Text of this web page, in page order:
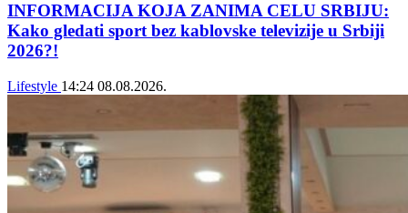
INFORMACIJA KOJA ZANIMA CELU SRBIJU:
Kako gledati sport bez kablovske televizije u Srbiji
2026?!
Lifestyle 14:24 08.08.2026.